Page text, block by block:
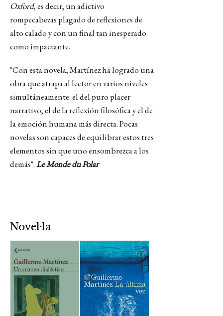
Oxford, es decir, un adictivo
rompecabezas plagado de reflexiones de
alto calado y con un final tan inesperado
como impactante.
"Con esta novela, Martínez ha logrado una
obra que atrapa al lector en varios niveles
simultáneamente: el del puro placer
narrativo, el de la reflexión filosófica y el de
la emoción humana más directa. Pocas
novelas son capaces de equilibrar estos tres
elementos sin que uno ensombrezca a los
demás".Le Monde du Polar
Novel·la